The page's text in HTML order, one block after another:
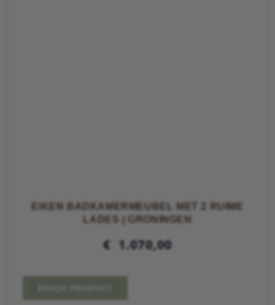
EIKEN BADKAMERMEUBEL MET 2 RUIME
LADES | GRONINGEN
€ 1.070,00